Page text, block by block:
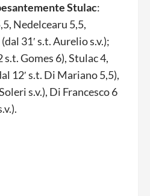
Stulac:
Nedelcearu 5,5,
31′ s.t. Aurelio s.v.);
Gomes 6), Stulac 4,
12′ s.t. Di Mariano 5,5),
s.v.), Di Francesco 6